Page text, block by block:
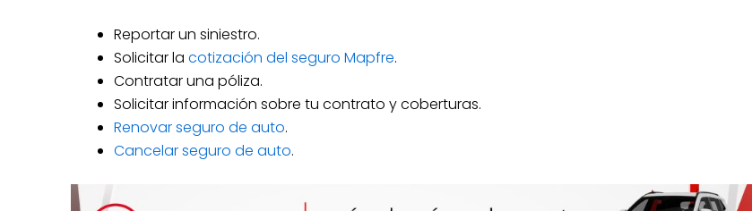
Reportar un siniestro.
Solicitar la cotización del seguro Mapfre.
Contratar una póliza.
Solicitar información sobre tu contrato y coberturas.
Renovar seguro de auto.
Cancelar seguro de auto.